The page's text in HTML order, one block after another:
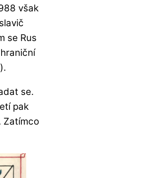
však
se Rus
).
se.
pak
Zatímco